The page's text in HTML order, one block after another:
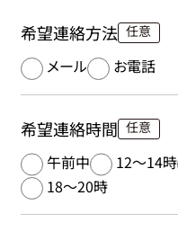
希望連絡方法
メール お電話
希望連絡時間
午前中 12～14時
18～20時